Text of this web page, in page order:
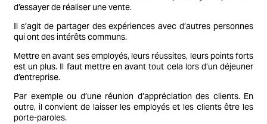
d’essayer de réaliser une vente.
Il s’agit de partager des expériences avec d’autres personnes
qui ont des intérêts communs.
Mettre en avant ses employés, leurs réussites, leurs points forts
est un plus. Il faut mettre en avant tout cela lors d’un déjeuner
d’entreprise.
Par exemple ou d’une réunion d’appréciation des clients. En
outre, il convient de laisser les employés et les clients être les
porte-paroles.